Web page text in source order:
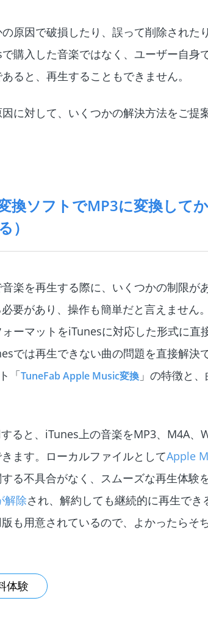
原因で破損したり、誤って削除された
購入した音楽ではなく、ユーザー自身
ると、再生することもできません。
に対して、いくつかの解決方法をご提
換ソフトでMP3に変換して
）
楽を再生する際に、いくつかの制限が
要があり、操作も簡単だと言えません
ーマットをiTunesに対応した形式に直
では再生できない曲の問題を直接解決
「TuneFab Apple Music変換 」の特徴と
ると、iTunes上の音楽をMP3、M4A、
ます。ローカルファイルとしてApple
る不具合がなく、スムーズな再生体験
解除され、解約しても継続的に再生で
も用意されているので、よかったらそ
体験